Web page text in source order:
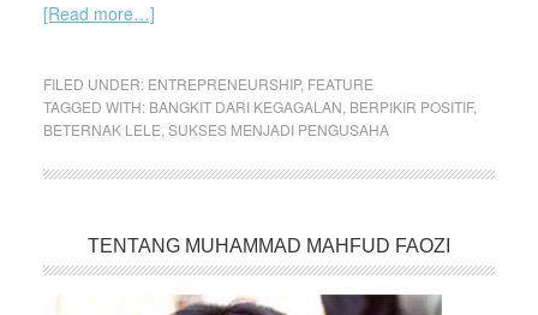
[Read more…]
FILED UNDER: ENTREPRENEURSHIP, FEATURE
TAGGED WITH: BANGKIT DARI KEGAGALAN BERPIKIR POSITIF,
BETERNAK LELE SUKSES MENJADI PENGUSAHA
TENTANG MUHAMMAD MAHFUD FAOZI